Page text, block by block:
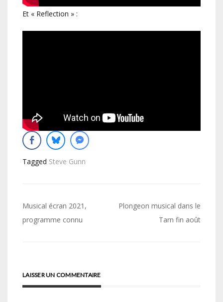
Et « Reflection » :
Tagged Steve Gunn
Navigation
de
Musical écran 2021,
programme connu
Plongeon musical dans le
Tarn fin août
LAISSER UN COMMENTAIRE